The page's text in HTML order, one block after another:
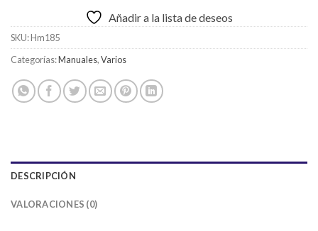
Añadir a la lista de deseos
SKU:Hm185
Categorías:Manuales,Varios
DESCRIPCIÓN
VALORACIONES (0)